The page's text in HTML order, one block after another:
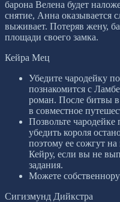
барона Велена будет
снятие, Анна оказывается
выживает. Потеряв жену,
площади своего замка.
Кейра Мец
Убедите чародейку
познакомится с
роман. После битвы в
в совместное
Позвольте чародейке
убедить короля
поэтому ее сожгут
Кейру, если вы не
задания.
Можете
Сигизмунд Дийкстра